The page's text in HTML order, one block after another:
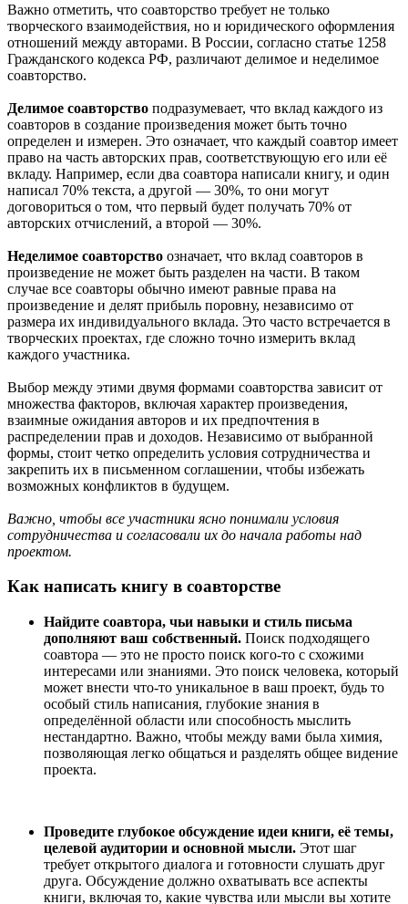
Важно отметить, что соавторство требует не только
творческого взаимодействия, но и юридического оформления
отношений между авторами. В России, согласно статье 1258
Гражданского кодекса РФ, различают делимое и неделимое
соавторство.
Делимое соавторство подразумевает, что вклад каждого из
соавторов в создание произведения может быть точно
определен и измерен. Это означает, что каждый соавтор имеет
право на часть авторских прав, соответствующую его или её
вкладу. Например, если два соавтора написали книгу, и один
написал 70% текста, а другой — 30%, то они могут
договориться о том, что первый будет получать 70% от
авторских отчислений, а второй — 30%.
Неделимое соавторство означает, что вклад соавторов в
произведение не может быть разделен на части. В таком
случае все соавторы обычно имеют равные права на
произведение и делят прибыль поровну, независимо от
размера их индивидуального вклада. Это часто встречается в
творческих проектах, где сложно точно измерить вклад
каждого участника.
Выбор между этими двумя формами соавторства зависит от
множества факторов, включая характер произведения,
взаимные ожидания авторов и их предпочтения в
распределении прав и доходов. Независимо от выбранной
формы, стоит четко определить условия сотрудничества и
закрепить их в письменном соглашении, чтобы избежать
возможных конфликтов в будущем.
Важно, чтобы все участники ясно понимали условия
сотрудничества и согласовали их до начала работы над
проектом.
Как написать книгу в соавторстве
Найдите соавтора, чьи навыки и стиль письма
дополняют ваш собственный. Поиск подходящего
соавтора — это не просто поиск кого-то с схожими
интересами или знаниями. Это поиск человека, который
может внести что-то уникальное в ваш проект, будь то
особый стиль написания, глубокие знания в
определённой области или способность мыслить
нестандартно. Важно, чтобы между вами была химия,
позволяющая легко общаться и разделять общее видение
проекта.
Проведите глубокое обсуждение идеи книги, её темы,
целевой аудитории и основной мысли. Этот шаг
требует открытого диалога и готовности слушать друг
друга. Обсуждение должно охватывать все аспекты
книги, включая то, какие чувства или мысли вы хотите